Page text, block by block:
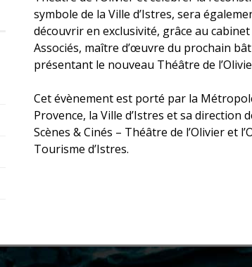
symbole de la Ville d’Istres, sera
découvrir en exclusivité, grâce au
Associés, maître d’œuvre du prochain
présentant le nouveau Théâtre de
Cet évènement est porté par la
Provence, la Ville d’Istres et sa direction
Scènes & Cinés – Théâtre de l’Olivier et
Tourisme d’Istres.